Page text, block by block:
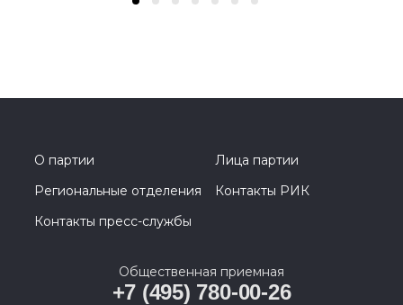
О партии
Лица партии
Региональные отделения
Контакты РИК
Контакты пресс-службы
Общественная приемная
+7 (495) 780-00-26